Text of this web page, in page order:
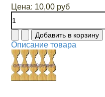
Цена: 10,00 руб
Описание товара